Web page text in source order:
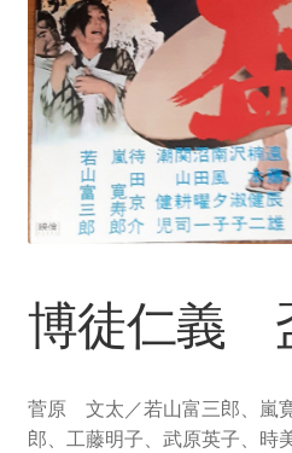
博徒仁義
菅原 文太／若山富三郎、嵐
郎、工藤明子、武原英子、時